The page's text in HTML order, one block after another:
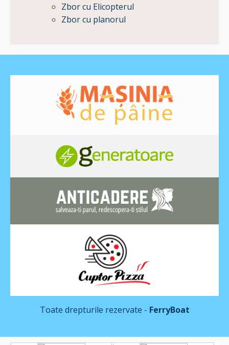
Zbor cu Elicopterul
Zbor cu planorul
Toate drepturile rezervate - FerryBoat